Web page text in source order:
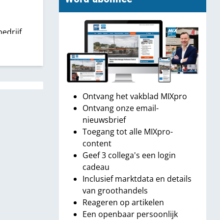
niet
Ontvang het vakblad MIXpro
Ontvang onze email-
nieuwsbrief
Toegang tot alle MIXpro-
content
Geef 3 collega's een login
cadeau
Inclusief marktdata en details
van groothandels
Reageren op artikelen
Een openbaar persoonlijk